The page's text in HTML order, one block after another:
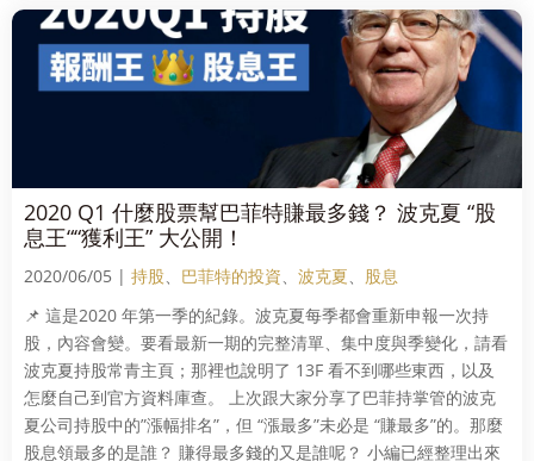
2020 Q1 什麼股票幫巴菲特賺最多錢？ 波克夏 “股
息王““獲利王” 大公開！
2020/06/05 | 持股、 巴菲特的投資、 波克夏、 股息
📌 這是2020 年第一季的紀錄。波克夏每季都會重新申報一次持
股，內容會變。要看最新一期的完整清單、集中度與季變化，請看
波克夏持股常青主頁；那裡也說明了 13F 看不到哪些東西，以及
怎麼自己到官方資料庫查。 上次跟大家分享了巴菲持掌管的波克
夏公司持股中的”漲幅排名”，但 “漲最多”未必是 “賺最多”的。那麼
股息領最多的是誰？ 賺得最多錢的又是誰呢？ 小編已經整理出來